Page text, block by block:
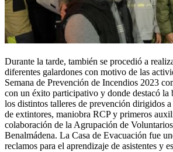
Durante la tarde, también se procedió a
diferentes galardones con motivo de las
Semana de Prevención de Incendios 2023
con un éxito participativo y donde destacó la
los distintos talleres de prevención dirigidos a
de extintores, maniobra RCP y primeros
colaboración de la Agrupación de
Benalmádena. La Casa de Evacuación fue
reclamos para el aprendizaje de asistentes y